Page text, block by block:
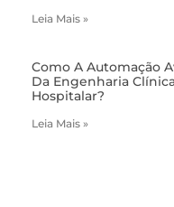
Leia Mais »
Como A Automação
Da Engenharia
Hospitalar?
Leia Mais »